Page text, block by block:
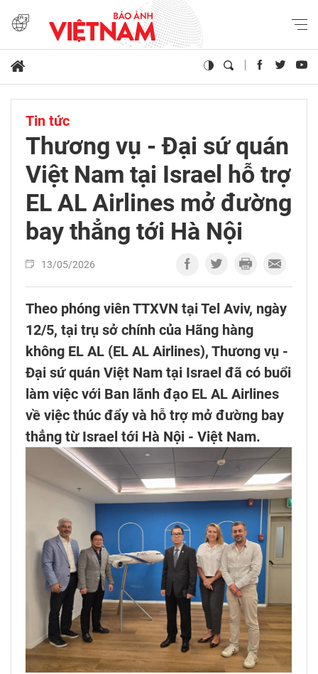
Tin tức
Thương vụ - Đại sứ quán
Việt Nam tại Israel hỗ trợ
EL AL Airlines mở đường
bay thẳng tới Hà Nội
13/05/2026
Theo phóng viên TTXVN tại Tel Aviv, ngày
12/5, tại trụ sở chính của Hãng hàng
không EL AL (EL AL Airlines), Thương vụ -
Đại sứ quán Việt Nam tại Israel đã có buổi
làm việc với Ban lãnh đạo EL AL Airlines
về việc thúc đẩy và hỗ trợ mở đường bay
thẳng từ Israel tới Hà Nội - Việt Nam.